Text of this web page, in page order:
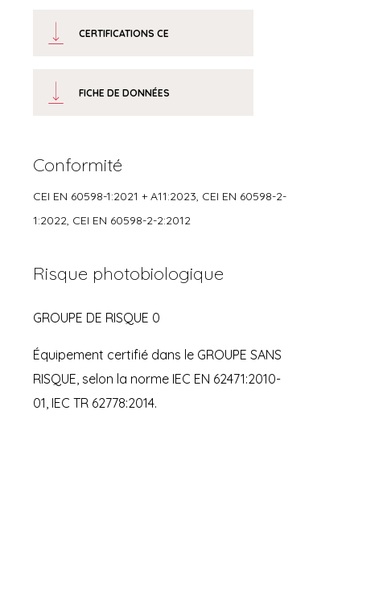
CERTIFICATIONS CE
FICHE DE DONNÉES
Conformité
CEI EN 60598-1:2021 + A11:2023, CEI EN 60598-2-
1:2022, CEI EN 60598-2-2:2012
Risque photobiologique
GROUPE DE RISQUE 0
Équipement certifié dans le GROUPE SANS
RISQUE, selon la norme IEC EN 62471:2010-
01, IEC TR 62778:2014.